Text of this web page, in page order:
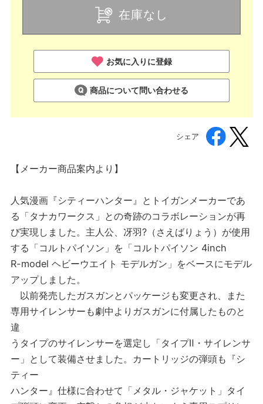
在庫なし
お気に入りに登録
商品について問い合わせる
シェア
【メーカー商品案内より】
人気漫画『シティーハンター』とトイガンメーカーであ
る「タナカワークス」との奇跡のコラボレーションが再
び実現しました。主人公、冴羽?（さえばりょう）が使用
する「コルトパイソン」を「コルトパイソン 4inch
R-model ヘビーウエイト モデルガン」をベースにモデル
アップしました。
以前発売したガスガンとパッケージも変更され、また
専用サイレンサーも劇中よりガスガンに付属したものと
違
うタイプのサイレンサーを選定し「タイプⅡ・サイレンサ
ー」として装備させました。カートリッジの弾頭も『シ
ティー
ハンター』仕様に合わせて「メタル・ジャケット」タイ